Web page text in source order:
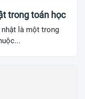
trong toán học
là một trong